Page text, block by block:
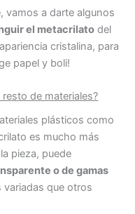
vamos a darte algunos
el metacrilato del
cristalina, para
papel y boli!
de materiales?
plásticos como
es mucho más
pieza, puede
o de gamas
variadas que otros